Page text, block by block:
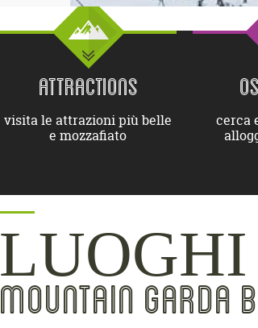
ATTRACTIONS
visita le attrazioni più belle
e mozzafiato
cerca
MOUNTAIN GARDA